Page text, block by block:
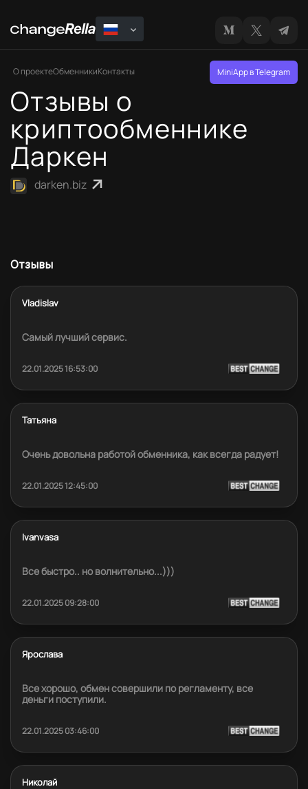
О проектеОбменникиКонтакты MiniApp в Telegram
Отзывы о
криптообменнике
Даркен
darken.biz
Отзывы
Vladislav
Самый лучший сервис.
22.01.2025 16:53:00
Татьяна
Очень довольна работой обменника, как всегда радует!
22.01.2025 12:45:00
Ivanvasa
Все быстро.. но волнительно...)))
22.01.2025 09:28:00
Ярослава
Все хорошо, обмен совершили по регламенту, все
деньги поступили.
22.01.2025 03:46:00
Николай